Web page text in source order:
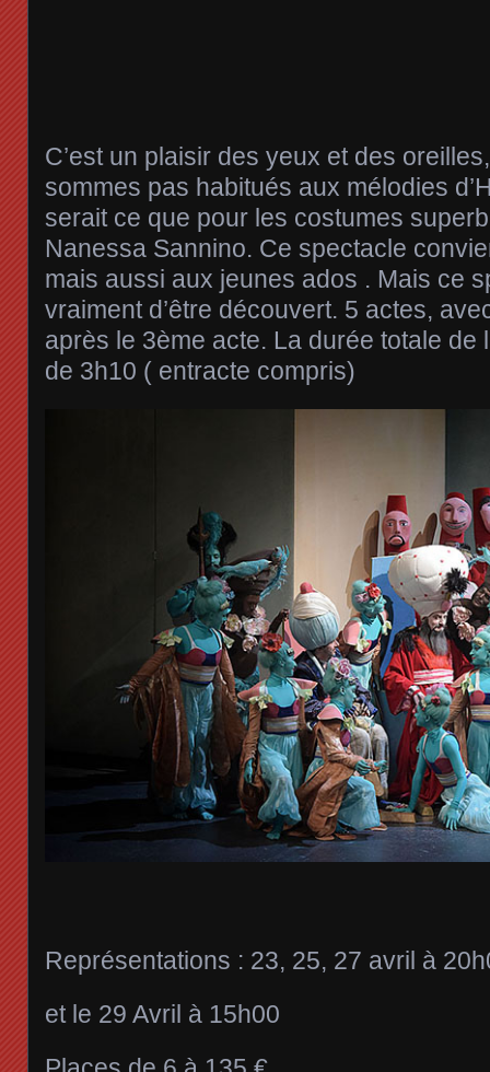
C’est un plaisir des yeux et des
sommes pas habitués aux mélodies
serait ce que pour les costumes
Nanessa Sannino. Ce spectacle
mais aussi aux jeunes ados . Mais ce
vraiment d’être découvert. 5 actes,
après le 3ème acte. La durée totale de
de 3h10 ( entracte compris)
Représentations : 23, 25, 27 avril à
et le 29 Avril à 15h00